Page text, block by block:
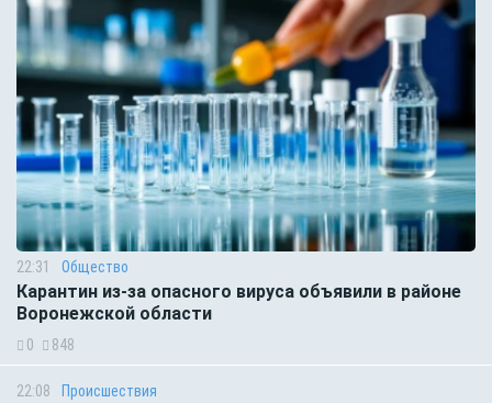
22:31 Общество
Карантин из-за опасного вируса объявили в районе
Воронежской области
0 848
22:08 Происшествия